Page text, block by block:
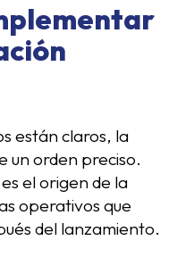
están claros, la
un orden preciso.
el origen de la
operativos que
del lanzamiento.